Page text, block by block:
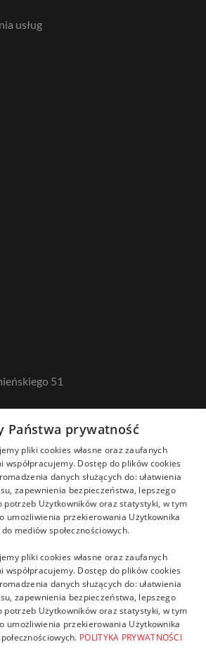
usług
51
Państwa prywatność
pliki cookies własne oraz zaufanych
współpracujemy. Dostęp do plików cookies
danych służących do: ułatwienia
zapewnienia bezpieczeństwa, lepszego
potrzeb Użytkowników oraz statystyki, w tym
umożliwienia przekierowania Użytkownika
mediów społecznościowych.
pliki cookies własne oraz zaufanych
współpracujemy. Dostęp do plików cookies
danych służących do: ułatwienia
zapewnienia bezpieczeństwa, lepszego
potrzeb Użytkowników oraz statystyki, w tym
umożliwienia przekierowania Użytkownika
POLITYKA PRYWATNOŚCI